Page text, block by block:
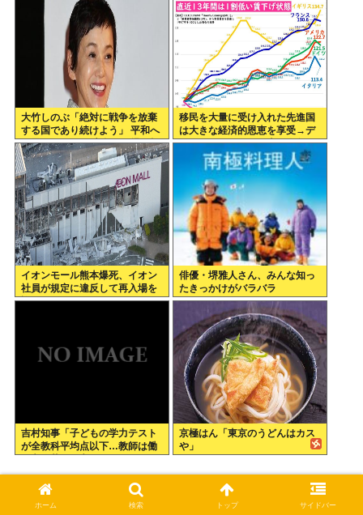
大竹しのぶ「絶対に戦争を放棄
する国であり続けよう」 平和へ
の思いをつづる 広島に原爆が投
下されてから81年
移民を大量に受け入れた先進国
は大きな経済的恩恵を享受→デ
ータでもはっきり日本一人負け
示される
イオンモール熊本爆死、イオン
社員が規定に違反して再入場を
許可していた
俳優・堺雅人さん、みんな知っ
たきっかけがバラバラ
吉村知事「子どもの学力テスト
が全教科平均点以下…教師は働
にかしろ」
京極はん「東京のうどんはカス
や」
関連記事
ホーム 検索 トップ サイドバー